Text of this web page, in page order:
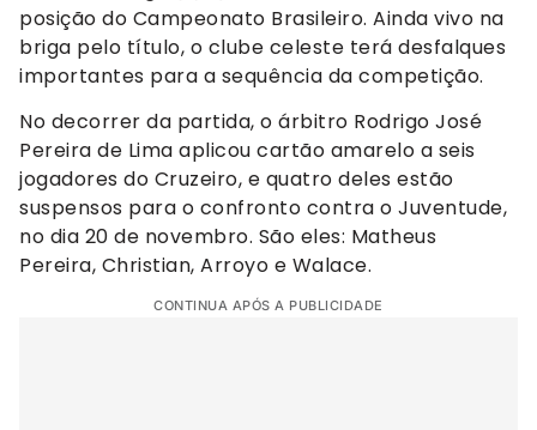
posição do Campeonato Brasileiro. Ainda vivo na
briga pelo título, o clube celeste terá desfalques
importantes para a sequência da competição.
No decorrer da partida, o árbitro Rodrigo José
Pereira de Lima aplicou cartão amarelo a seis
jogadores do Cruzeiro, e quatro deles estão
suspensos para o confronto contra o Juventude,
no dia 20 de novembro. São eles: Matheus
Pereira, Christian, Arroyo e Walace.
CONTINUA APÓS A PUBLICIDADE